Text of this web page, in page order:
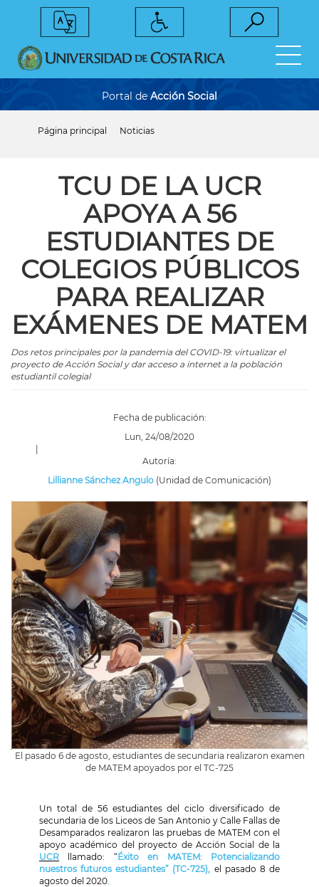
Portal de Acción Social
Página principal Noticias
TCU DE LA UCR
APOYA A 56
ESTUDIANTES DE
COLEGIOS PÚBLICOS
PARA REALIZAR
EXÁMENES DE MATEM
Dos retos principales por la pandemia del COVID-19: virtualizar el
proyecto de Acción Social y dar acceso a internet a la población
estudiantil colegial
Fecha de publicación:
Lun, 24/08/2020
|
Autoría:
Lillianne Sánchez Angulo (Unidad de Comunicación)
El pasado 6 de agosto, estudiantes de secundaria realizaron examen
de MATEM apoyados por el TC-725
Un total de 56 estudiantes del ciclo diversificado de
secundaria de los Liceos de San Antonio y Calle Fallas de
Desamparados realizaron las pruebas de MATEM con el
apoyo académico del proyecto de Acción Social de la
UCR llamado: “Éxito en MATEM: Potencializando
nuestros futuros estudiantes” (TC-725), el pasado 8 de
agosto del 2020.